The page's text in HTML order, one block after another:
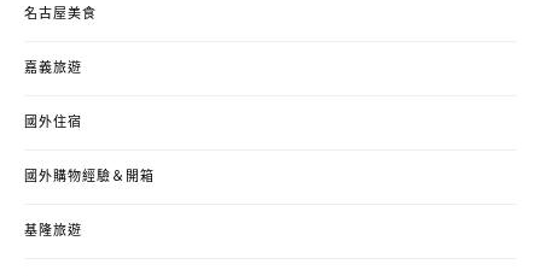
名古屋美食
嘉義旅遊
國外住宿
國外購物經驗＆開箱
基隆旅遊